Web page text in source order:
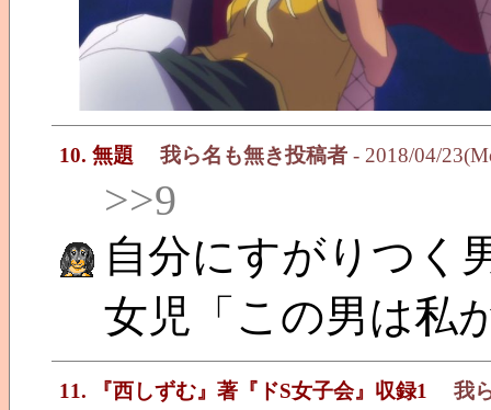
10. 無題 我ら名も無き投稿者 - 2018/04/
>>9
自分にすがりつく
女児「この男は私
11. 『西しずむ』著『ドS女子会』収録1 我